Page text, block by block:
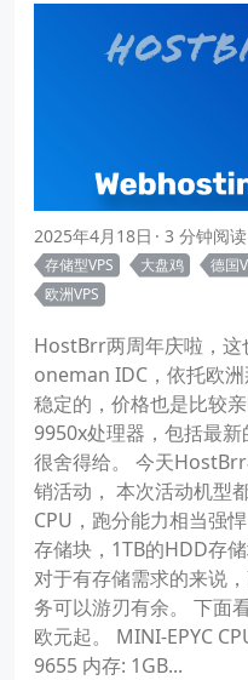
2025年4月18日 3 分钟阅读
存储型VPS
大盘鸡 德国
欧洲VPS
HostBrr两周年庆啦，这
oneman IDC，依托欧
稳定的，价格也是比较
9950x处理器，包括最
很舍得给。 今天
销活动， 本次活动机型
CPU，跑分能力相当强
存储块，1TB的HDD存
对于有存储需求的来说
务可以游刃有余。 下面
欧元起。 MINI-EPYC
9655 内存: 1GB...